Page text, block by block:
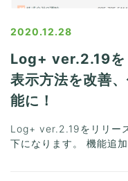
2020.12.28
Log+ ver.2.19を
表示方法を改善
能に！
Log+ ver.2.19をリリー
下になります。 機能追